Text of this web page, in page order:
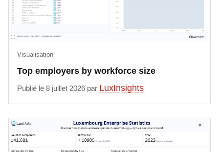
Top employers by workforce size
Visualisation
Publié le 8 juillet 2026 par LuxInsights